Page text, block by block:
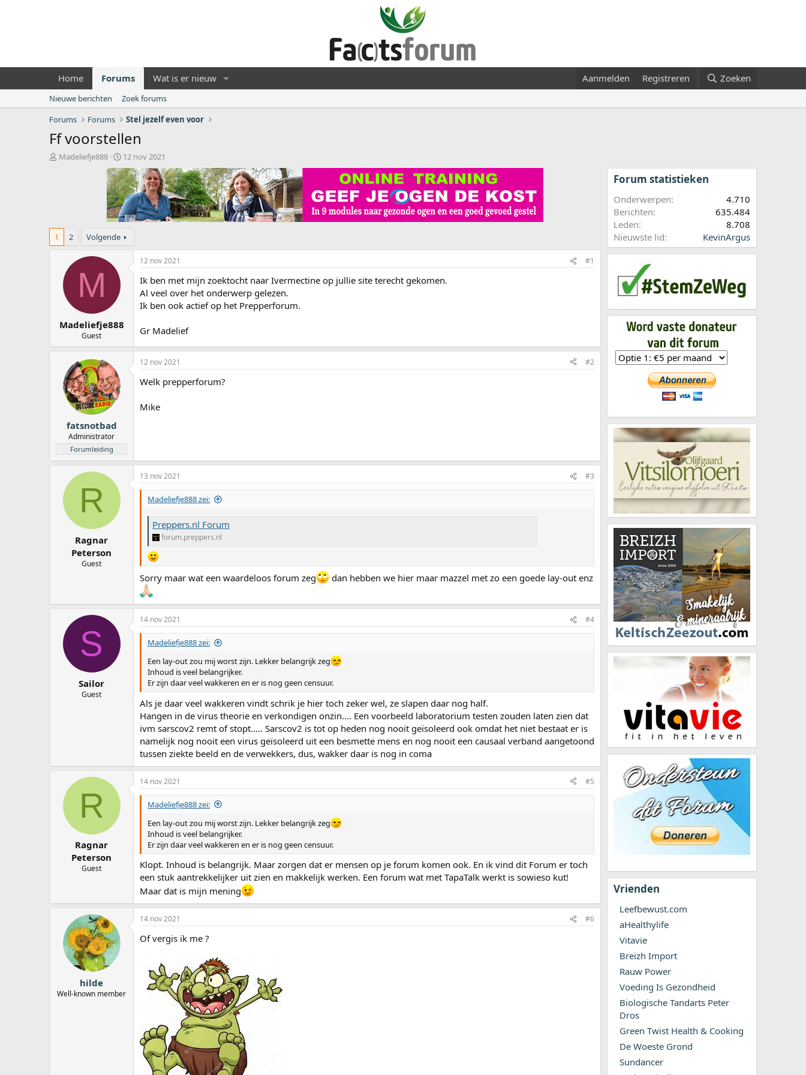
Home Forums Wat is er nieuw Aanmelden Registreren Zoeken
Nieuwe berichten
Zoek forums
Forums
Forums Stel jezelf even voor
Ff voorstellen
O
r
Madeliefje888
S
t
a
r
t
d
a
u
12 nov 2021
1 2 Volgende
M
Madeliefje888
Guest
12 nov 2021 #1
Ik ben met mijn zoektocht naar Ivermectine op jullie site terecht gekomen.
Al veel over het onderwerp gelezen.
Ik ben ook actief op het Prepperforum.
Gr Madelief
fatsnotbad
Administrator
Forumleiding
12 nov 2021 #2
Welk prepperforum?
Mike
R
Ragnar
Peterson
Guest
13 nov 2021 #3
Madeliefje888 zei:
Preppers.nl Forum
forum.preppers.nl
Sorry maar wat een waardeloos forum zeg dan hebben we hier maar mazzel met zo een goede lay-out enz
S
Sailor
Guest
14 nov 2021 #4
Madeliefje888 zei:
Een lay-out zou mij worst zijn. Lekker belangrijk zeg
Inhoud is veel belangrijker.
Er zijn daar veel wakkeren en er is nog geen censuur.
Als je daar veel wakkeren vindt schrik je hier toch zeker wel, ze slapen daar nog half.
Hangen in de virus theorie en verkondigen onzin.... Een voorbeeld laboratorium testen zouden laten zien dat
ivm sarscov2 remt of stopt..... Sarscov2 is tot op heden nog nooit geïsoleerd ook omdat het niet bestaat er is
namelijk nog nooit een virus geïsoleerd uit een besmette mens en nog nooit een causaal verband aangetoond
tussen ziekte beeld en de verwekkers, dus, wakker daar is nog in coma
R
Ragnar
Peterson
Guest
14 nov 2021 #5
Madeliefje888 zei:
Een lay-out zou mij worst zijn. Lekker belangrijk zeg
Inhoud is veel belangrijker.
Er zijn daar veel wakkeren en er is nog geen censuur.
Klopt. Inhoud is belangrijk. Maar zorgen dat er mensen op je forum komen ook. En ik vind dit Forum er toch
een stuk aantrekkelijker uit zien en makkelijk werken. Een forum wat met TapaTalk werkt is sowieso kut!
Maar dat is mijn mening
hilde
Well-known member
14 nov 2021 #6
Of vergis ik me ?
Forum statistieken
Onderwerpen
4.710
Berichten
635.484
Leden
8.708
Nieuwste lid
KevinArgus
Vrienden
Leefbewust.com
aHealthylife
Vitavie
Breizh Import
Rauw Power
Voeding Is Gezondheid
Biologische Tandarts Peter
Dros
Green Twist Health & Cooking
De Woeste Grond
Sundancer